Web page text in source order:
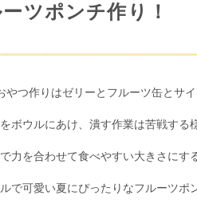
ツポンチ作り！
やつ作りはゼリーとフルーツ缶とサ
ボウルにあけ、潰す作業は苦戦する
力を合わせて食べやすい大きさにす
で可愛い夏にぴったりなフルーツポ